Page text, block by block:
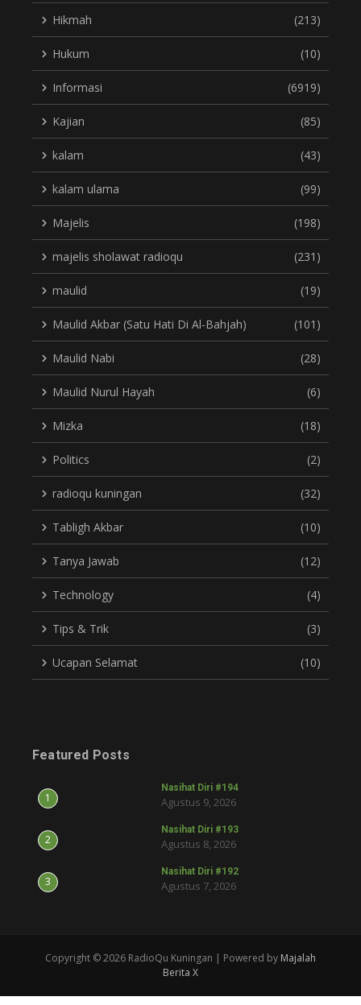
Hikmah (213)
Hukum (10)
Informasi (6919)
Kajian (85)
kalam (43)
kalam ulama (99)
Majelis (198)
majelis sholawat radioqu (231)
maulid (19)
Maulid Akbar (Satu Hati Di Al-Bahjah) (101)
Maulid Nabi (28)
Maulid Nurul Hayah (6)
Mizka (18)
Politics (2)
radioqu kuningan (32)
Tabligh Akbar (10)
Tanya Jawab (12)
Technology (4)
Tips & Trik (3)
Ucapan Selamat (10)
Featured Posts
1
Nasihat Diri #194
Agustus 9, 2026
2
Nasihat Diri #193
Agustus 8, 2026
3
Nasihat Diri #192
Agustus 7, 2026
Copyright © 2026 RadioQu Kuningan | Powered by Majalah
Berita X